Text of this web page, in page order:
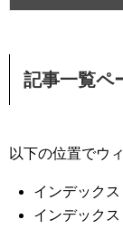
記事一覧ペ
以下の位置でウ
インデック
インデック